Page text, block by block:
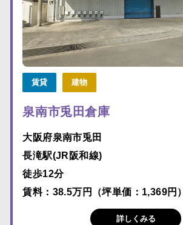
賃貸 建物
泉南市兎田倉庫
大阪府泉南市兎田
長滝駅(JR阪和線)
徒歩12分
賃料：38.5万円（坪単価：1,369円）
詳しくみる